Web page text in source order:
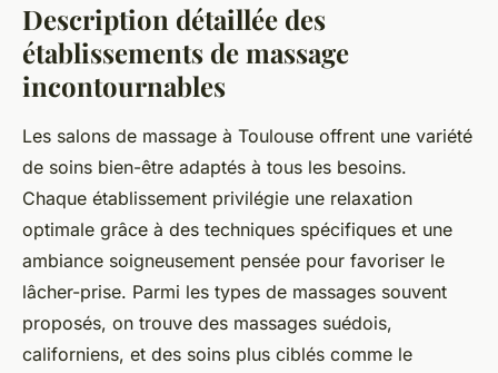
Description détaillée des
établissements de massage
incontournables
Les salons de massage à Toulouse offrent une variété
de soins bien-être adaptés à tous les besoins.
Chaque établissement privilégie une relaxation
optimale grâce à des techniques spécifiques et une
ambiance soigneusement pensée pour favoriser le
lâcher-prise. Parmi les types de massages souvent
proposés, on trouve des massages suédois,
californiens, et des soins plus ciblés comme le